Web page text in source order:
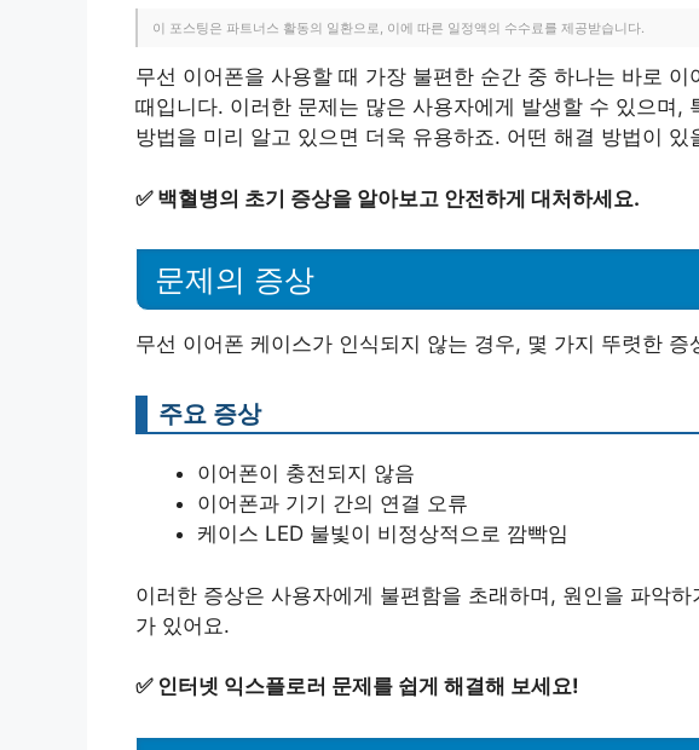
이 포스팅은 파트너스 활동의 일환으로, 이에 따른 일정액의 수수료를 제공받습니다.
무선 이어폰을 사용할 때 가장 불편한 순간 중 하나는 바로
때입니다. 이러한 문제는 많은 사용자에게 발생할 수 있으며,
방법을 미리 알고 있으면 더욱 유용하죠. 어떤 해결 방법이
✅ 백혈병의 초기 증상을 알아보고 안전하게 대처하세요.
문제의 증상
무선 이어폰 케이스가 인식되지 않는 경우, 몇 가지 뚜렷한 증
주요 증상
이어폰이 충전되지 않음
이어폰과 기기 간의 연결 오류
케이스 LED 불빛이 비정상적으로 깜빡임
이러한 증상은 사용자에게 불편함을 초래하며, 원인을 파악
가 있어요.
✅ 인터넷 익스플로러 문제를 쉽게 해결해 보세요!